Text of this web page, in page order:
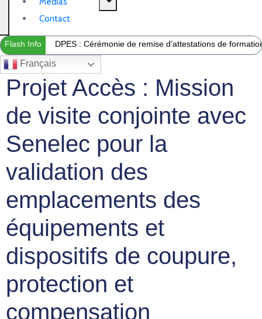
Contact
Flash Info DPES : Cérémonie de remise d’attestations de
Français
Projet Accès : Mission
de visite conjointe avec
Senelec pour la
validation des
emplacements des
équipements et
dispositifs de coupure,
protection et
compensation